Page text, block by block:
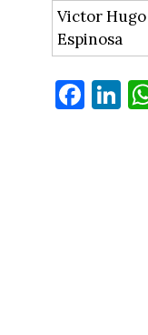
Victor Hugo
Espinosa
Fa
ce
Li
nk